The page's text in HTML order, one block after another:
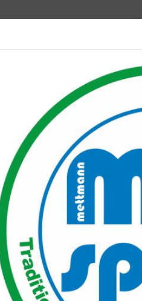
Unser Verein
Kurse in den Sommerferien
Woche